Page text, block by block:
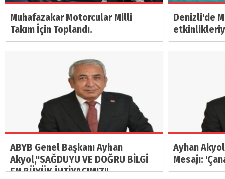
Muhafazakar Motorcular Milli
Takım İçin Toplandı.
Denizli'de
ABYB Genel Başkanı Ayhan
Akyol,"SAĞDUYU VE DOĞRU BİLGİ
EN BÜYÜK İHTİYACIMIZ"
Ayhan
Mesajı: